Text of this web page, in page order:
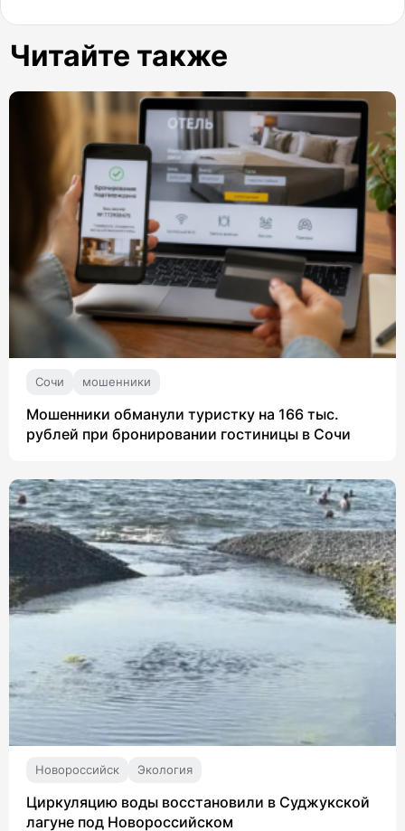
Читайте также
Сочи мошенники
Мошенники обманули туристку на 166 тыс.
рублей при бронировании гостиницы в Сочи
Новороссийск Экология
Циркуляцию воды восстановили в Суджукской
лагуне под Новороссийском